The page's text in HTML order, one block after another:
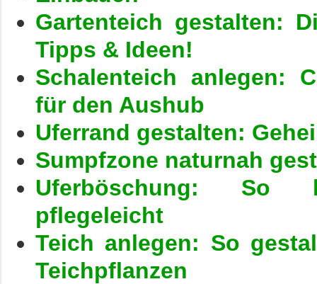
Gartenteich gestalten:
Tipps & Ideen!
Schalenteich anlegen:
für den Aushub
Uferrand gestalten:
Sumpfzone naturnah
Uferböschung: So
pflegeleicht
Teich anlegen: So
Teichpflanzen